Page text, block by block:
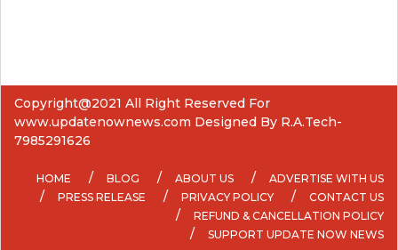
Copyright@2021 All Right Reserved For
www.updatenownews.com Designed By R.A.Tech-
7985291626
HOME BLOG ABOUT US
ADVERTISE WITH US
PRESS RELEASE
PRIVACY POLICY
CONTACT US
REFUND & CANCELLATION POLICY
SUPPORT UPDATE NOW NEWS